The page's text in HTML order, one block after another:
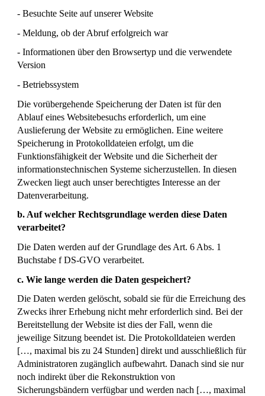
- Besuchte Seite auf unserer Website
- Meldung, ob der Abruf erfolgreich war
- Informationen über den Browsertyp und die verwendete
Version
- Betriebssystem
Die vorübergehende Speicherung der Daten ist für den
Ablauf eines Websitebesuchs erforderlich, um eine
Auslieferung der Website zu ermöglichen. Eine weitere
Speicherung in Protokolldateien erfolgt, um die
Funktionsfähigkeit der Website und die Sicherheit der
informationstechnischen Systeme sicherzustellen. In diesen
Zwecken liegt auch unser berechtigtes Interesse an der
Datenverarbeitung.
b. Auf welcher Rechtsgrundlage werden diese Daten
verarbeitet?
Die Daten werden auf der Grundlage des Art. 6 Abs. 1
Buchstabe f DS-GVO verarbeitet.
c. Wie lange werden die Daten gespeichert?
Die Daten werden gelöscht, sobald sie für die Erreichung des
Zwecks ihrer Erhebung nicht mehr erforderlich sind. Bei der
Bereitstellung der Website ist dies der Fall, wenn die
jeweilige Sitzung beendet ist. Die Protokolldateien werden
[…, maximal bis zu 24 Stunden] direkt und ausschließlich für
Administratoren zugänglich aufbewahrt. Danach sind sie nur
noch indirekt über die Rekonstruktion von
Sicherungsbändern verfügbar und werden nach […, maximal